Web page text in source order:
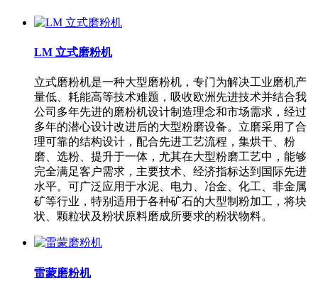
LM 立式磨粉机
立式磨粉机是一种大型磨粉机，专门为解决工业磨机产
量低、耗能高等技术难题，吸收欧洲先进技术并结合我
公司多年先进的磨粉机设计制造理念和市场需求，经过
多年的潜心设计改进后的大型粉磨设备。立磨采用了合
理可靠的结构设计，配合先进工艺流程，集烘干、粉
磨、选粉、提升于一体，尤其在大型粉磨工艺中，能够
完全满足客户需求，主要技术、经济指标达到国际先进
水平。可广泛应用于水泥、电力、冶金、化工、非金属
矿等行业，特别适用于各种矿石的大型制粉加工，将块
状、颗粒状及粉状原料磨成所要求的粉状物料。
雷蒙磨粉机